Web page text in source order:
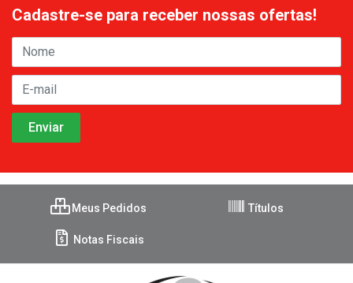
Cadastre-se para receber nossas ofertas!
Meus Pedidos Títulos
Notas Fiscais